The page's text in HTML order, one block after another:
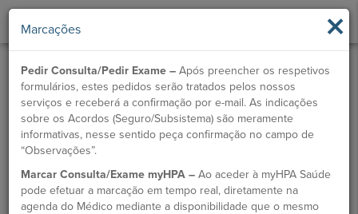
×
Marcações
Pedir Consulta/Pedir Exame – Após preencher os respetivos
formulários, estes pedidos serão tratados pelos nossos
serviços e receberá a confirmação por e-mail. As indicações
sobre os Acordos (Seguro/Subsistema) são meramente
informativas, nesse sentido peça confirmação no campo de
“Observações”.
Marcar Consulta/Exame myHPA – Ao aceder à myHPA Saúde
pode efetuar a marcação em tempo real, diretamente na
agenda do Médico mediante a disponibilidade que o mesmo
Dr.ª Elsa Campôa